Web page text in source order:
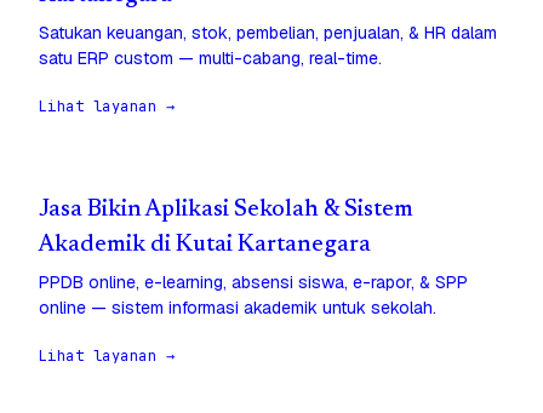
Satukan keuangan, stok, pembelian, penjualan, & HR dalam
satu ERP custom — multi-cabang, real-time.
Lihat layanan →
Jasa Bikin Aplikasi Sekolah & Sistem
Akademik di Kutai Kartanegara
PPDB online, e-learning, absensi siswa, e-rapor, & SPP
online — sistem informasi akademik untuk sekolah.
Lihat layanan →